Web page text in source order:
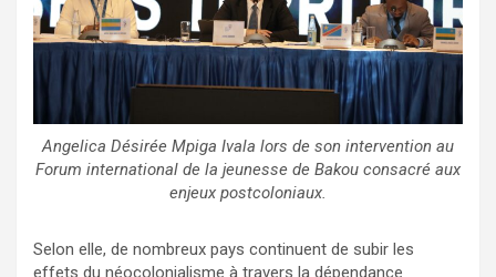
Angelica Désirée Mpiga Ivala lors de son intervention au
Forum international de la jeunesse de Bakou consacré aux
enjeux postcoloniaux.
Selon elle, de nombreux pays continuent de subir les
effets du néocolonialisme à travers la dépendance